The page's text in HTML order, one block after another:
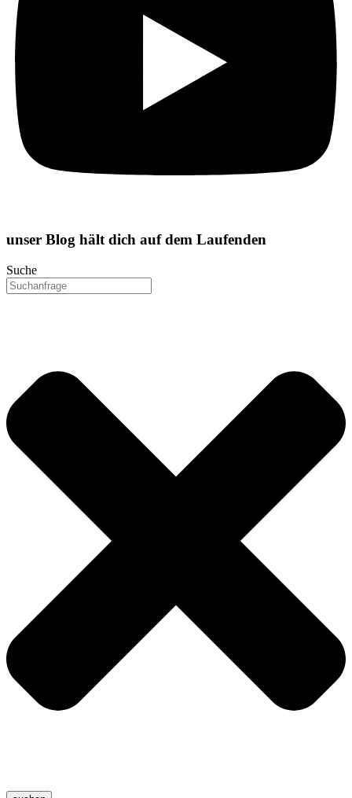
unser Blog hält dich auf dem Laufenden
Suche